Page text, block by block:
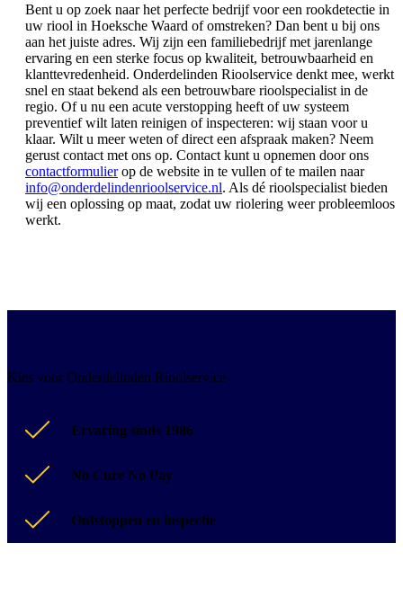
Bent u op zoek naar het perfecte bedrijf voor een rookdetectie in
uw riool in Hoeksche Waard of omstreken? Dan bent u bij ons
aan het juiste adres. Wij zijn een familiebedrijf met jarenlange
ervaring en een sterke focus op kwaliteit, betrouwbaarheid en
klanttevredenheid. Onderdelinden Rioolservice denkt mee, werkt
snel en staat bekend als een betrouwbare rioolspecialist in de
regio. Of u nu een acute verstopping heeft of uw systeem
preventief wilt laten reinigen of inspecteren: wij staan voor u
klaar. Wilt u meer weten of direct een afspraak maken? Neem
gerust contact met ons op. Contact kunt u opnemen door ons
contactformulierop de website in te vullen of te mailen naar
info@onderdelindenrioolservice.nl. Als dé rioolspecialist bieden
wij een oplossing op maat, zodat uw riolering weer probleemloos
werkt.
Kies voor Onderdelinden Rioolservice
Ervaring sinds 1986
No Cure No Pay
Ontstoppen en inspectie